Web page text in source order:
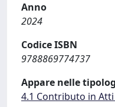
Anno
2024
Codice ISBN
9788869774737
Appare nelle
4.1 Contributo in